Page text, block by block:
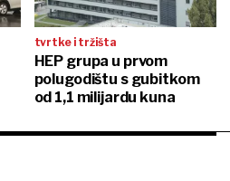
tvrtke i tržišta
HEP grupa u prvom
polugodištu s gubitkom
od 1,1 milijardu kuna